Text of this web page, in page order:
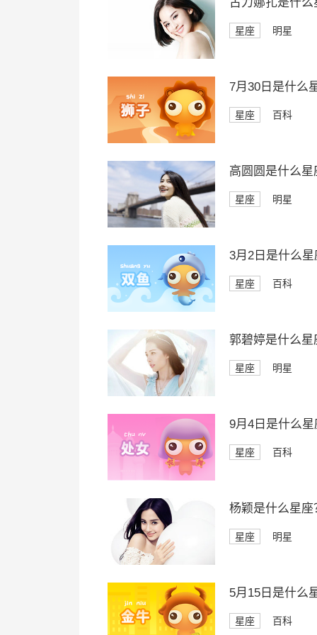
星座 明星
7月30日是什么
星座 百科
高圆圆是什么星
星座 明星
3月2日是什么星
星座 百科
郭碧婷是什么星
星座 明星
9月4日是什么星
星座 百科
杨颖是什么星座
星座 明星
5月15日是什么
星座 百科